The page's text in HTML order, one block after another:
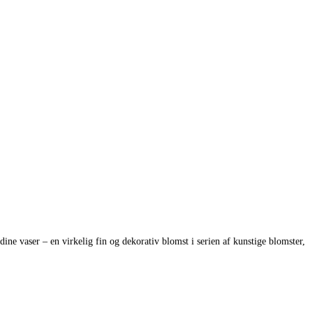
vaser – en virkelig fin og dekorativ blomst i serien af kunstige blomster,